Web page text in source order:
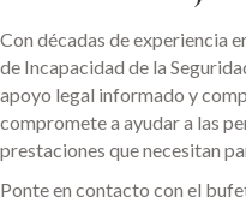
Con décadas de experiencia
de Incapacidad de la
apoyo legal informado y
compromete a ayudar a las
prestaciones que necesitan
Ponte en contacto con el